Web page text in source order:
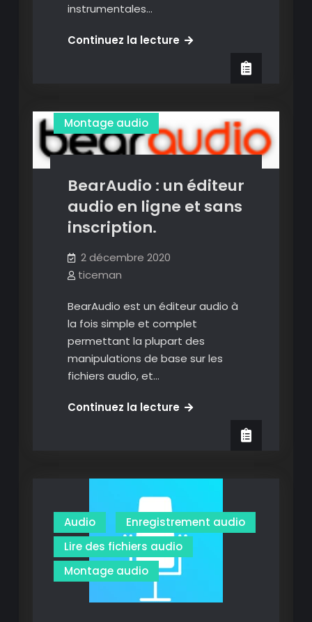
instrumentales…
Continuez la lectureVocal
piste
instrumentale
et
de
ses
chansons,
convertir,
s’enregistrer,
une
solution
un.
Montage audio
BearAudio : un éditeur
audio en ligne et sans
inscription.
2 décembre 2020
ticeman
BearAudio est un éditeur audio à
la fois simple et complet
permettant la plupart des
manipulations de base sur les
fichiers audio, et…
Continuez la lectureBearAudio
audio
ligne
et
sans
Audio
Enregistrement audio
Lire des fichiers audio
Montage audio